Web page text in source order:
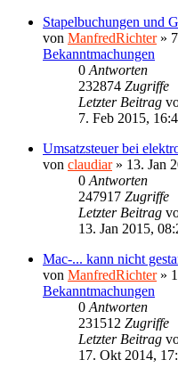
Stapelbuchungen und
von ManfredRichter»
Bekanntmachungen
0 Antworten
232874 Zugriffe
Letzter Beitrag
7. Feb 2015,
Umsatzsteuer bei
von claudiar» 13. Jan
0 Antworten
247917 Zugriffe
Letzter Beitrag
13. Jan 2015,
Mac-... kann nicht
von ManfredRichter»
Bekanntmachungen
0 Antworten
231512 Zugriffe
Letzter Beitrag
17. Okt 2014,